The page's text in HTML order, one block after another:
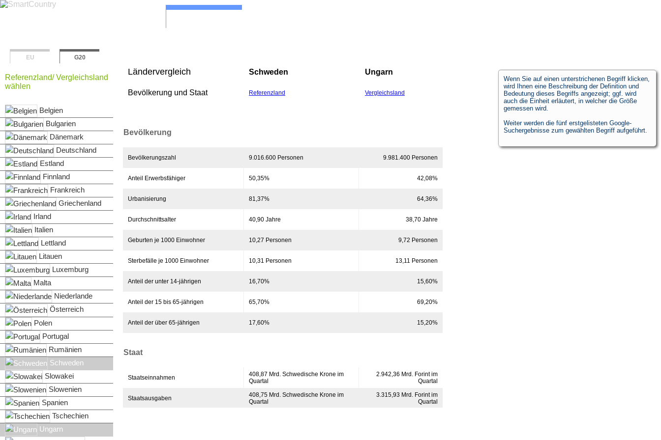
EU G20
Referenzland/ Vergleichsland
wählen
Belgien
Bulgarien
Dänemark
Deutschland
Estland
Finnland
Frankreich
Griechenland
Irland
Italien
Lettland
Litauen
Luxemburg
Malta
Niederlande
Österreich
Polen
Portugal
Rumänien
Schweden
Slowakei
Slowenien
Spanien
Tschechien
Ungarn
Ländervergleich Schweden Ungarn
Bevölkerung und Staat Referenzland Vergleichsland
Bevölkerung
Bevölkerungszahl 9.016.600 Personen 9.981.400 Personen
Anteil Erwerbsfähiger 50,35% 42,08%
Urbanisierung 81,37% 64,36%
Durchschnittsalter 40,90 Jahre 38,70 Jahre
Geburten je 1000 Einwohner 10,27 Personen 9,72 Personen
Sterbefälle je 1000 Einwohner 10,31 Personen 13,11 Personen
Anteil der unter 14-jährigen 16,70% 15,60%
Anteil der 15 bis 65-jährigen 65,70% 69,20%
Anteil der über 65-jährigen 17,60% 15,20%
Staat
Staatseinnahmen
408,87 Mrd. Schwedische Krone im
Quartal
2.942,36 Mrd. Forint im
Quartal
Staatsausgaben
408,75 Mrd. Schwedische Krone im
Quartal
3.315,93 Mrd. Forint im
Quartal
Wenn Sie auf einen unterstrichenen Begriff klicken,
wird Ihnen eine Beschreibung der Definition und
Bedeutung dieses Begriffs angezeigt; ggf. wird
auch die Einheit erläutert, in welcher die Größe
gemessen wird.
Weiter werden die fünf erstgelisteten Google-
Suchergebnisse zum gewählten Begriff aufgeführt.